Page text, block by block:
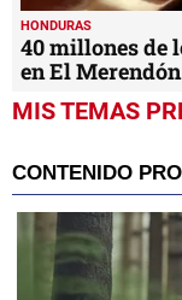
HONDURAS
40 millones de
en El Merendón
MIS TEMAS